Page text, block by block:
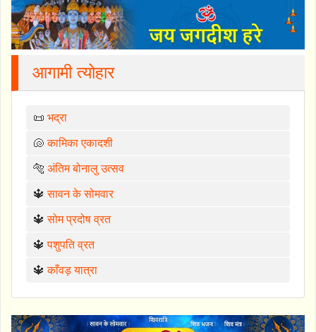
आगामी त्योहार
📜 भद्रा
🐚कामिका एकादशी
🐅 अंतिम बोनालु उत्सव
🔱सावन के सोमवार
🔱सोम प्रदोष व्रत
🔱पशुपति व्रत
🔱काँवड़ यात्रा